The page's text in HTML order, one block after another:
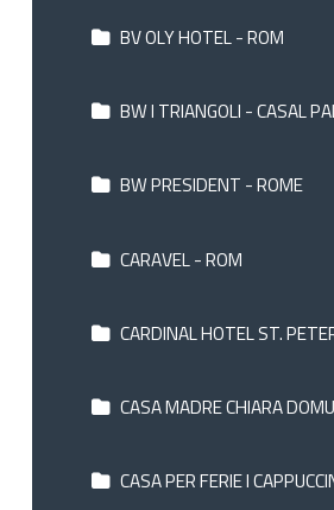
BV OLY HOTEL - ROM
BW I TRIANGOLI - CASAL
BW PRESIDENT - ROME
CARAVEL - ROM
CARDINAL HOTEL ST.
CASA MADRE CHIARA
CASA PER FERIE I